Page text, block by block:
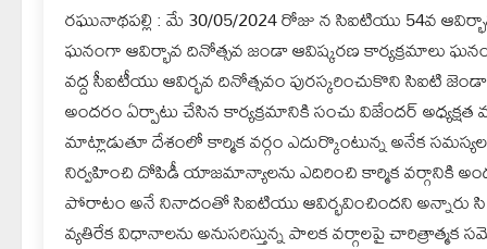
రఘునాథపల్లి : మే 30/05/2024 రోజు న సిఐటియు 54వ
ఘనంగా ఆవిర్భావ దినోత్సవ జండా ఆవిష్కరణ కార్యక్రమాలు
వద్ద సీఐటీయు ఆవిర్భవ దినోత్సవం పురస్కరించుకొని సిఐటి
అందరం ఏర్పాటు చేసిన కార్యక్రమానికి సంచు విజేందర్
మాట్లాడుతూ దేశంలో కార్మిక వర్గం ఎదుర్కొంటున్న అనేక
నిర్వహించి దోపిడీ యాజమాన్యాలను ఎదిరించి కార్మిక వర్గానికి
పోరాటం అనే నినాదంతో సిఐటియు ఆవిర్భవించిందని అన్నారు సి
వ్యతిరేక విధానాలను అనుసరిస్తున్న పాలక వర్గాలపై చారిత్రాత్మక